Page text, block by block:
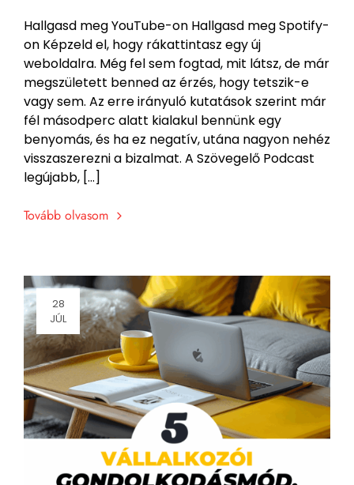
Hallgasd meg YouTube-on Hallgasd meg Spotify-
on Képzeld el, hogy rákattintasz egy új
weboldalra. Még fel sem fogtad, mit látsz, de már
megszületett benned az érzés, hogy tetszik-e
vagy sem. Az erre irányuló kutatások szerint már
fél másodperc alatt kialakul bennünk egy
benyomás, és ha ez negatív, utána nagyon nehéz
visszaszerezni a bizalmat. A Szövegelő Podcast
legújabb, […]
Tovább olvasom
28
JÚL